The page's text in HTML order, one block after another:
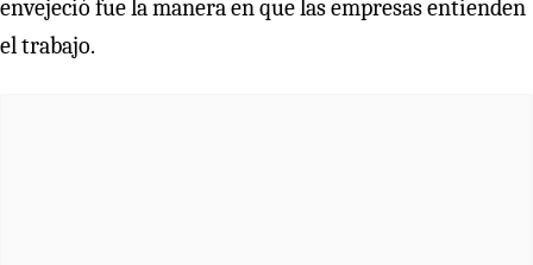
envejeció fue la manera en que las empresas entienden
el trabajo.